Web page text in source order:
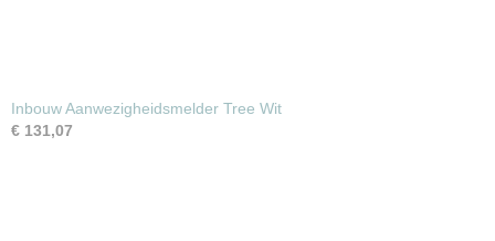
Inbouw Aanwezigheidsmelder Tree Wit
€ 131,07